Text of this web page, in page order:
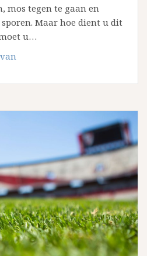
mos tegen te gaan en
Maar hoe dient u dit
u…
ik
best
onderhouden